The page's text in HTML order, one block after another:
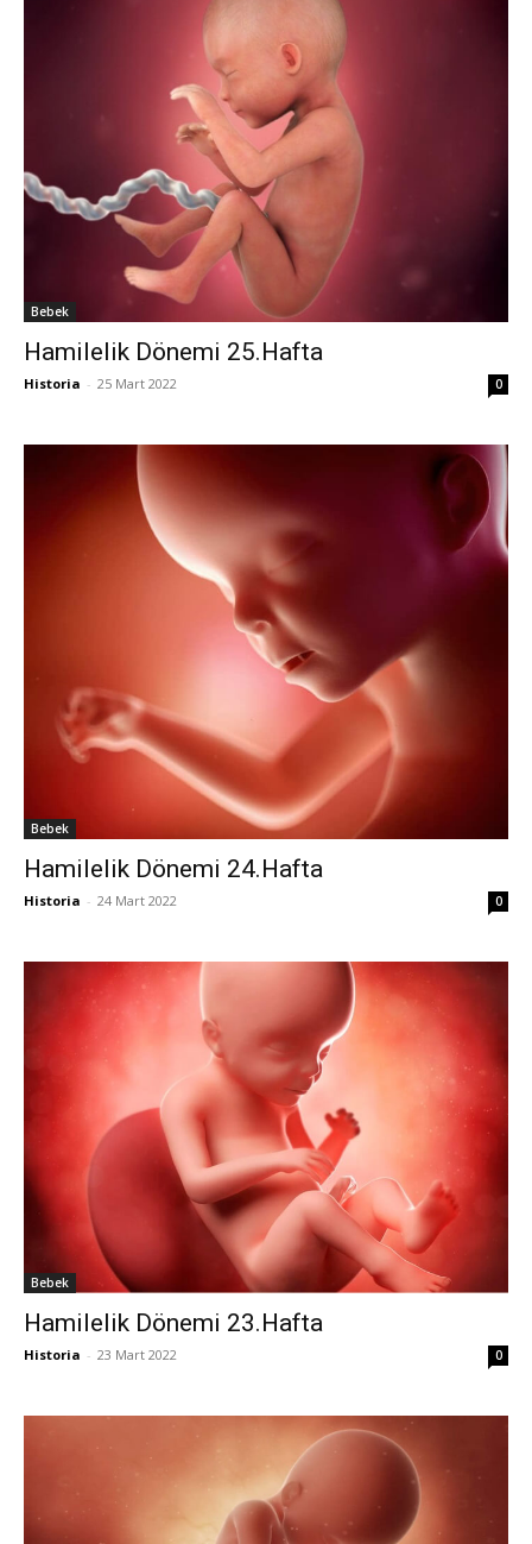
Bebek
Hamilelik Dönemi 25.Hafta
Historia - 25 Mart 2022 0
Bebek
Hamilelik Dönemi 24.Hafta
Historia - 24 Mart 2022 0
Bebek
Hamilelik Dönemi 23.Hafta
Historia - 23 Mart 2022 0